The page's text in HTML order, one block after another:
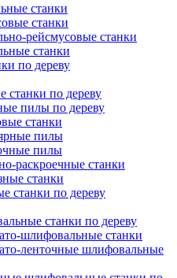
станки
станки
рейсмусовые станки
станки
по дереву
станки по дереву
пилы по дереву
станки
пилы
пилы
раскроечные станки
станки
станки по дереву
станки по дереву
шлифовальные станки
ленточные шлифовальные